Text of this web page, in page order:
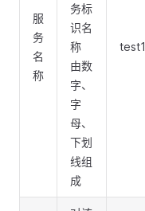
服
务
名
称
务标
识名
称
由数
字、
字
母、
下划
线组
成
test1